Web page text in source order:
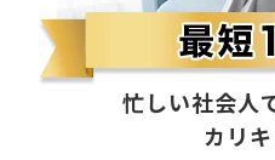
忙しい社会人
カリ